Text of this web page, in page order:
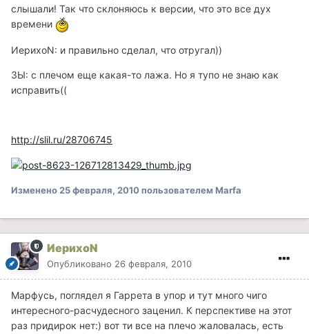
слышали! Так что склоняюсь к версии, что это все дух
времени
ИерихоN: и правильно сделал, что отругал))
ЗЫ: с плечом еще какая-то лажа. Но я тупо не знаю как
исправить((
http://slil.ru/28706745
Изменено25 февраля, 2010пользователем Marfa
ИерихоN
Опубликовано 26 февраля, 2010
Марфусь, поглядел я Гаррета в упор и тут много чиго
интересного-расчудесного заценил. К перспективе на этот
раз придирок нет:) вот ти все на плечо жаловалась, есть